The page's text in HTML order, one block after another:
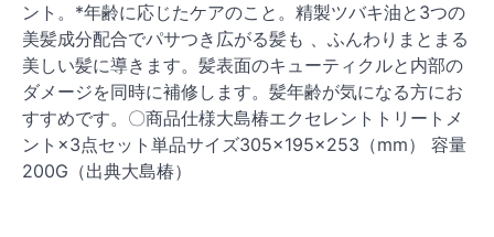
ント。*年齢に応じたケアのこと。精製ツバキ油と3つの
美髪成分配合でパサつき広がる髪も 、ふんわりまとまる
美しい髪に導きます。髪表面のキューティクルと内部の
ダメージを同時に補修します。髪年齢が気になる方にお
すすめです。〇商品仕様大島椿エクセレントトリートメ
ント×3点セット単品サイズ305×195×253（mm） 容量
200G（出典大島椿）